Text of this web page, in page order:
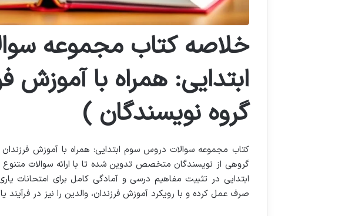
خلاصه کتاب مجموعه
ابتدایی: همراه با آموزش
گروه نویسندگان )
کتاب مجموعه سوالات دروس سوم ابتدایی: همراه با آموزش
گروهی از نویسندگان متخصص تدوین شده تا با ارائه سوالات
ابتدایی در تثبیت مفاهیم درسی و آمادگی کامل برای امتحانات
صرف عمل کرده و با رویکرد آموزش فرزندان، والدین را نیز در